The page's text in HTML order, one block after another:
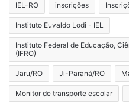
IEL-RO inscrições
Instituto Euvaldo Lodi - IEL
Instituto Federal de Educação,
(IFRO)
Jaru/RO Ji-Paraná/RO
Monitor de transporte escolar